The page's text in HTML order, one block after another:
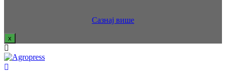
Сазнај више
x